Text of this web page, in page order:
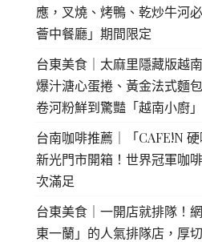
應，叉燒、烤鴨、乾炒牛河
薈中餐廳」期間限定
台東美食｜太麻里隱藏版越
爆汁溏心蛋捲、黃金法式麵
卷河粉鮮到驚豔「越南小廚」
台南咖啡推薦｜「CAFE!N
新光門市開箱！世界冠軍咖
次滿足
台東美食｜一開店就排隊！
東一蘭」的人氣排隊店，厚